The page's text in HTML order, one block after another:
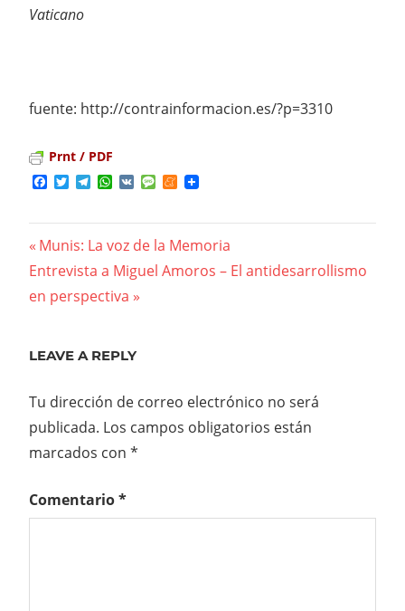
Vaticano
fuente: http://contrainformacion.es/?p=3310
Prnt / PDF
Facebook
TwitterTelegram
WhatsApp
VK MessageMeneame
Navegación
de
Previous
Post:
Munis: La voz de la Memoria
Next
Post:
Entrevista a Miguel Amoros – El antidesarrollismo
en perspectiva
LEAVE A REPLY
Tu dirección de correo electrónico no será
publicada. Los campos obligatorios están
marcados con *
Comentario*